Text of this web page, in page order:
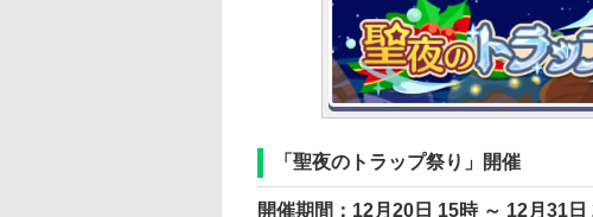
「聖夜のトラップ祭り」開催
開催期間：12月20日 15時 ～ 12月31日